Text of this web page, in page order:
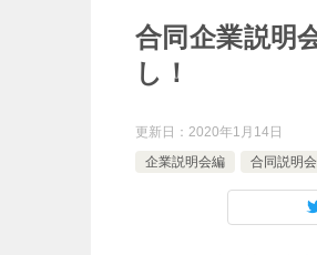
合同企業説明
し！
更新日： 2020年1月14日
企業説明会編
合同説明